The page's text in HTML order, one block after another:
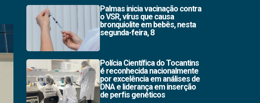
Palmas inicia vacinação contra
o VSR, vírus que causa
bronquiolite em bebês, nesta
segunda-feira, 8
Polícia Científica do Tocantins
é reconhecida nacionalmente
por excelência em análises de
DNA e liderança em inserção
de perfis genéticos